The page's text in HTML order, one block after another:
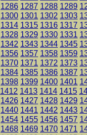
1286 1287 1288 1289
1300 1301 1302 1303
1314 1315 1316 1317
1328 1329 1330 1331
1342 1343 1344 1345
1356 1357 1358 1359
1370 1371 1372 1373
1384 1385 1386 1387
1398 1399 1400 1401
1412 1413 1414 1415
1426 1427 1428 1429
1440 1441 1442 1443
1454 1455 1456 1457
1468 1469 1470 1471